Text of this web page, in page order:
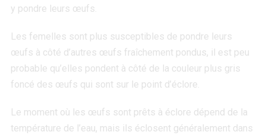
y pondre leurs œufs.
Les femelles sont plus susceptibles de pondre leurs
œufs à côté d’autres œufs fraîchement pondus, il est peu
probable qu’elles pondent à côté de la couleur plus gris
foncé des œufs qui sont sur le point d’éclore.
Le moment où les œufs sont prêts à éclore dépend de la
température de l’eau, mais ils éclosent généralement dans